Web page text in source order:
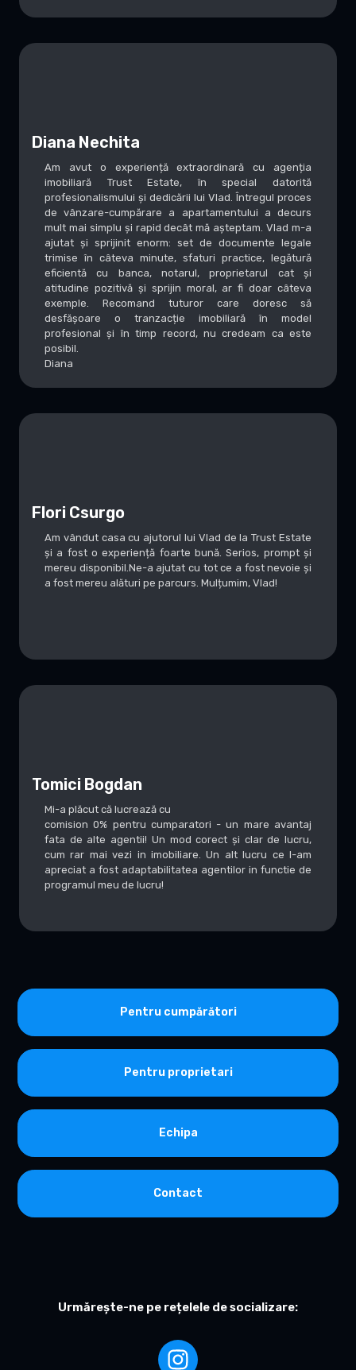
Diana Nechita
Am avut o experiență extraordinară cu agenția
imobiliară Trust Estate, în special datorită
profesionalismului și dedicării lui Vlad. Întregul proces
de vânzare-cumpărare a apartamentului a decurs
mult mai simplu și rapid decât mă așteptam. Vlad m-a
ajutat și sprijinit enorm: set de documente legale
trimise în câteva minute, sfaturi practice, legătură
eficientă cu banca, notarul, proprietarul cat și
atitudine pozitivă și sprijin moral, ar fi doar câteva
exemple. Recomand tuturor care doresc să
desfășoare o tranzacție imobiliară în model
profesional și în timp record, nu credeam ca este
posibil.
Diana
Flori Csurgo
Am vândut casa cu ajutorul lui Vlad de la Trust Estate
și a fost o experiență foarte bună. Serios, prompt și
mereu disponibil.Ne-a ajutat cu tot ce a fost nevoie și
a fost mereu alături pe parcurs. Mulțumim, Vlad!
Tomici Bogdan
Mi-a plăcut că lucrează cu
comision 0% pentru cumparatori - un mare avantaj
fata de alte agentii! Un mod corect și clar de lucru,
cum rar mai vezi in imobiliare. Un alt lucru ce l-am
apreciat a fost adaptabilitatea agentilor in functie de
programul meu de lucru!
Pentru cumpărători
Pentru proprietari
Echipa
Contact
Urmărește-ne pe rețelele de socializare: